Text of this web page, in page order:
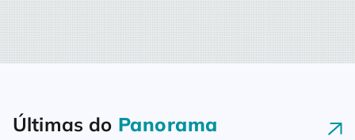
Últimas do Panorama